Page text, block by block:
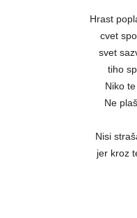
Hrast
cvet
svet
tiho
Niko
Ne
Nisi
jer kroz